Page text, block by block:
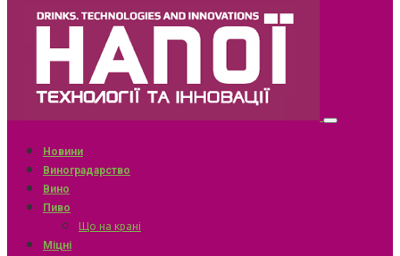
Новини
Виноградарство
Вино
Пиво
Що на крані
Міцні